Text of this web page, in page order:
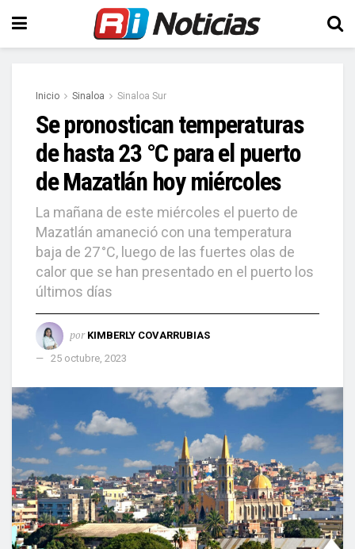
Inicio Sinaloa Sinaloa Sur
Se pronostican temperaturas
de hasta 23 °C para el puerto
de Mazatlán hoy miércoles
La mañana de este miércoles el puerto de
Mazatlán amaneció con una temperatura
baja de 27 °C, luego de las fuertes olas de
calor que se han presentado en el puerto los
últimos días
por KIMBERLY COVARRUBIAS
25 octubre, 2023